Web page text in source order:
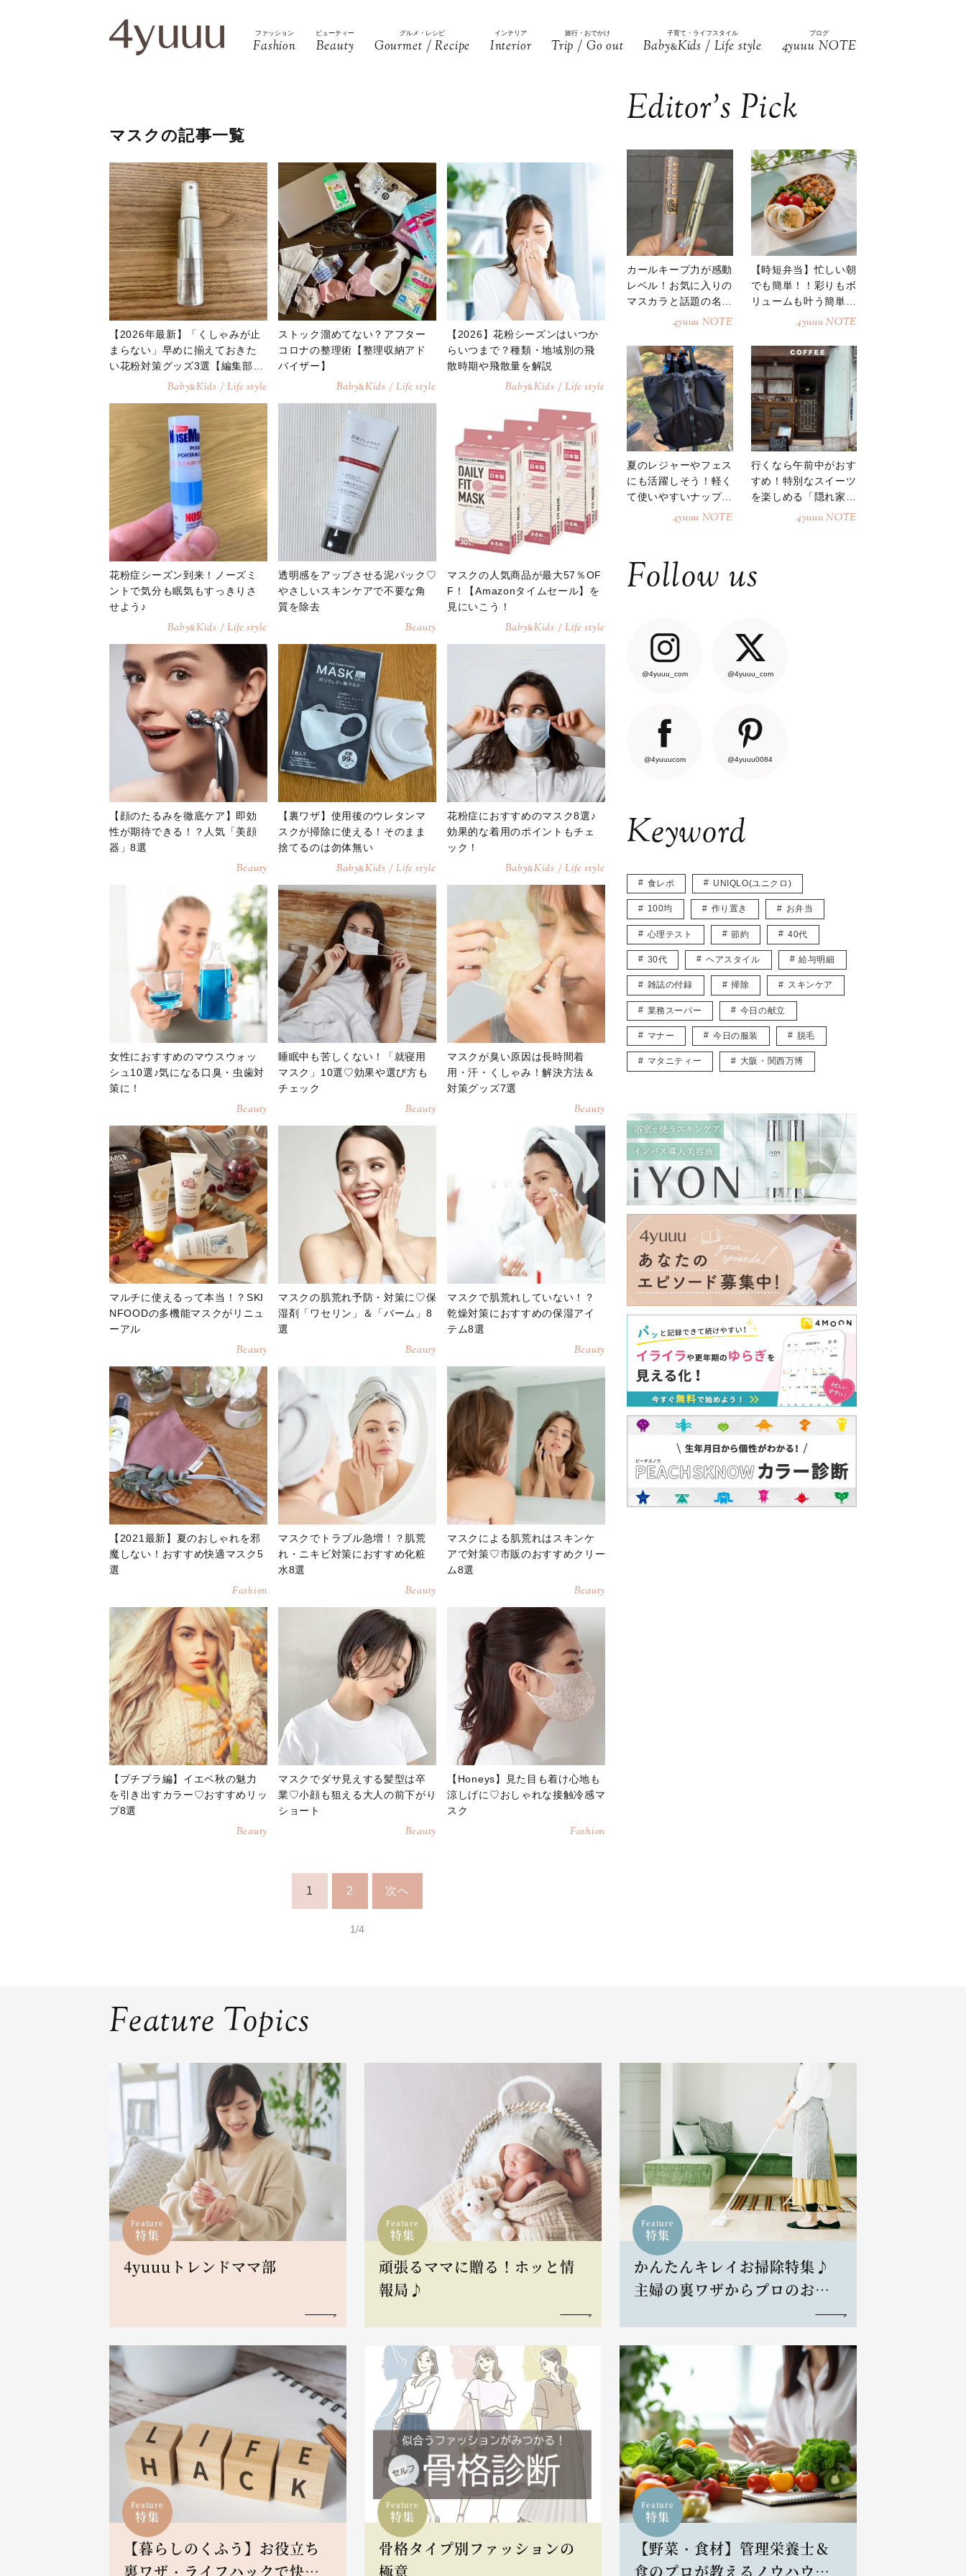
ファッション
Fashion
ビューティー
Beauty
グルメ・レシピ
Gourmet / Recipe
インテリア
Interior
旅行・おでかけ
Trip / Go out
子育て・ライフスタイル
Baby&Kids / Life style
ブログ
4yuuu NOTE
マスクの記事一覧
【2026年最新】「くしゃみが止
まらない」早めに揃えておきた
い花粉対策グッズ3選【編集部の
リアルバイ】Baby&Kids / Life style
ストック溜めてない？アフター
コロナの整理術【整理収納アド
バイザー】
Baby&Kids / Life style
【2026】花粉シーズンはいつか
らいつまで？種類・地域別の飛
散時期や飛散量を解説
Baby&Kids / Life style
花粉症シーズン到来！ノーズミ
ントで気分も眠気もすっきりさ
せよう♪
Baby&Kids / Life style
透明感をアップさせる泥パック♡
やさしいスキンケアで不要な角
質を除去
Beauty
マスクの人気商品が最大57％OF
F！【Amazonタイムセール】を
見にいこう！
Baby&Kids / Life style
【顔のたるみを徹底ケア】即効
性が期待できる！？人気「美顔
器」8選
Beauty
【裏ワザ】使用後のウレタンマ
スクが掃除に使える！そのまま
捨てるのは勿体無い
Baby&Kids / Life style
花粉症におすすめのマスク8選♪
効果的な着用のポイントもチェ
ック！
Baby&Kids / Life style
女性におすすめのマウスウォッ
シュ10選♪気になる口臭・虫歯対
策に！
Beauty
睡眠中も苦しくない！「就寝用
マスク」10選♡効果や選び方も
チェック
Beauty
マスクが臭い原因は長時間着
用・汗・くしゃみ！解決方法＆
対策グッズ7選
Beauty
マルチに使えるって本当！？SKI
NFOODの多機能マスクがリニュ
ーアル
Beauty
マスクの肌荒れ予防・対策に♡保
湿剤「ワセリン」＆「バーム」8
選
Beauty
マスクで肌荒れしていない！？
乾燥対策におすすめの保湿アイ
テム8選
Beauty
【2021最新】夏のおしゃれを邪
魔しない！おすすめ快適マスク5
選
Fashion
マスクでトラブル急増！？肌荒
れ・ニキビ対策におすすめ化粧
水8選
Beauty
マスクによる肌荒れはスキンケ
アで対策♡市販のおすすめクリー
ム8選
Beauty
【プチプラ編】イエベ秋の魅力
を引き出すカラー♡おすすめリッ
プ8選
Beauty
マスクでダサ見えする髪型は卒
業♡小顔も狙える大人の前下がり
ショート
Beauty
【Honeys】見た目も着け心地も
涼しげに♡おしゃれな接触冷感マ
スク
Fashion
1 2 次へ
1/4
Editor’s Pick
カールキープ力が感動
レベル！お気に入りの
マスカラと話題の名品
4yuuu NOTE
【時短弁当】忙しい朝
でも簡単！！彩りもボ
リュームも叶う簡単そ
4yuuu NOTE
夏のレジャーやフェス
にも活躍しそう！軽く
て使いやすいナップサ
4yuuu NOTE
行くなら午前中がおす
すめ！特別なスイーツ
を楽しめる「隠れ家カ
4yuuu NOTE
Follow us
@4yuuu_com @4yuuu_com
@4yuuucom @4yuuu0084
Keyword
食レポ UNIQLO(ユニクロ)
100均 作り置き お弁当
心理テスト 節約 40代
30代 ヘアスタイル 給与明細
雑誌の付録 掃除 スキンケア
業務スーパー 今日の献立
マナー 今日の服装 脱毛
マタニティー 大阪・関西万博
Feature Topics
Feature
特集
4yuuuトレンドママ部
Feature
特集
頑張るママに贈る！ホッと情
報局♪
Feature
特集
かんたんキレイお掃除特集♪
主婦の裏ワザからプロのお掃
Feature
特集
【暮らしのくふう】お役立ち
裏ワザ・ライフハックで快適L
Feature
特集
骨格タイプ別ファッションの
極意
Feature
特集
【野菜・食材】管理栄養士＆
食のプロが教えるノウハウと